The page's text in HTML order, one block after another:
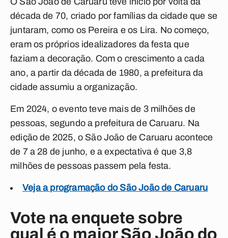
década de 70, criado por famílias da cidade que se
juntaram, como os Pereira e os Lira. No começo,
eram os próprios idealizadores da festa que
faziam a decoração. Com o crescimento a cada
ano, a partir da década de 1980, a prefeitura da
cidade assumiu a organização.
Em 2024, o evento teve mais de 3 milhões de
pessoas, segundo a prefeitura de Caruaru. Na
edição de 2025, o São João de Caruaru acontece
de 7 a 28 de junho, e a expectativa é que 3,8
milhões de pessoas passem pela festa.
Veja a programação do São João de Caruaru
Vote na enquete sobre
qual é o maior São João do